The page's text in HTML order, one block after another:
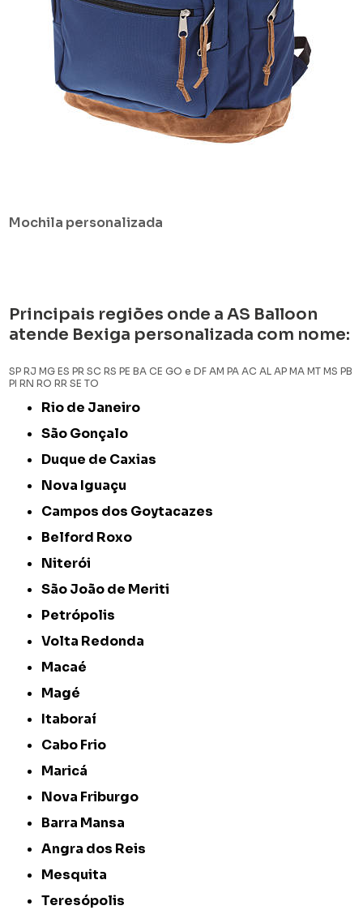
Mochila personalizada
Principais regiões onde a AS Balloon
atende Bexiga personalizada com nome:
SP RJ MG ES PR SC RS PE BA CE GO e DF AM PA AC AL AP MA MT MS PB
PI RN RO RR SE TO
Rio de Janeiro
São Gonçalo
Duque de Caxias
Nova Iguaçu
Campos dos Goytacazes
Belford Roxo
Niterói
São João de Meriti
Petrópolis
Volta Redonda
Macaé
Magé
Itaboraí
Cabo Frio
Maricá
Nova Friburgo
Barra Mansa
Angra dos Reis
Mesquita
Teresópolis